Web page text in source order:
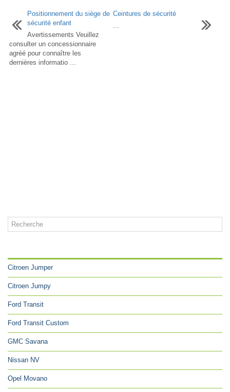
Positionnement du siège de
sécurité enfant
Avertissements Veuillez
consulter un concessionnaire
agréé pour connaître les
dernières informatio ...
Ceintures de sécurité
Citroen Jumper
Citroen Jumpy
Ford Transit
Ford Transit Custom
GMC Savana
Nissan NV
Opel Movano